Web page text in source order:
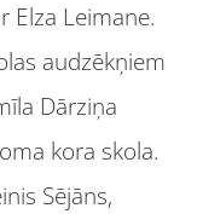
Elza Leimane.
audzēkņiem
Dārziņa
kora skola.
Sējāns,